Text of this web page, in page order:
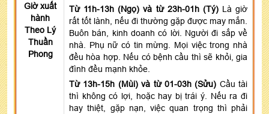
Giờ xuất
hành
Theo Lý
Thuần
Phong
Từ 11h-13h (Ngọ) và từ 23h-01h (Tý) Là giờ
rất tốt lành, nếu đi thường gặp được may mắn.
Buôn bán, kinh doanh có lời. Người đi sắp về
nhà. Phụ nữ có tin mừng. Mọi việc trong nhà
đều hòa hợp. Nếu có bệnh cầu thì sẽ khỏi, gia
đình đều mạnh khỏe.
Từ 13h-15h (Mùi) và từ 01-03h (Sửu) Cầu tài
thì không có lợi, hoặc hay bị trái ý. Nếu ra đi
hay thiệt, gặp nạn, việc quan trọng thì phải